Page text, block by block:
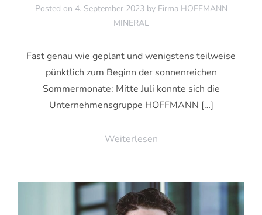
Posted on 4. September 2023by Firma HOFFMANN
MINERAL
Fast genau wie geplant und wenigstens teilweise
pünktlich zum Beginn der sonnenreichen
Sommermonate: Mitte Juli konnte sich die
Unternehmensgruppe HOFFMANN […]
Weiterlesen